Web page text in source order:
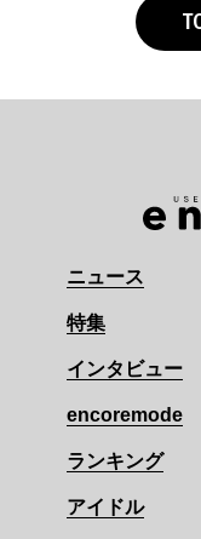
ニュース
特集
インタビュー
encoremode
ランキング
アイドル